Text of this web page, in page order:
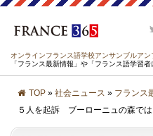
オンラインフランス語学校アンサンブルアン
「フランス最新情報」や「フランス語学習
TOP » 社会ニュース » フランス
５人を起訴 ブーローニュの森で